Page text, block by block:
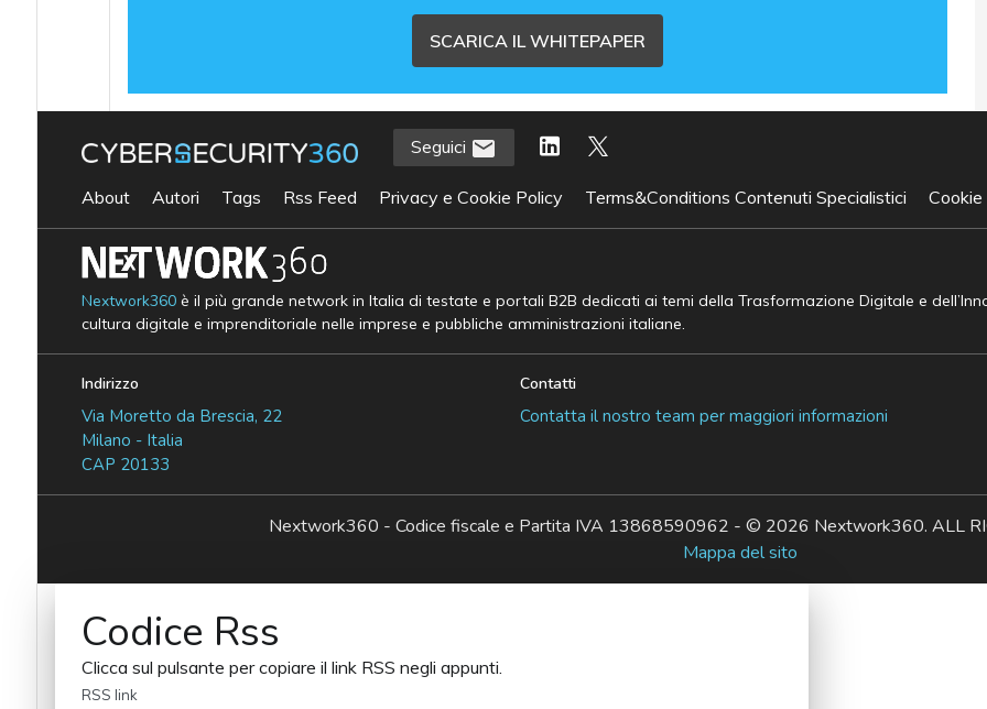
SCARICA IL WHITEPAPER
Seguici
About Autori Tags Rss Feed Privacy e Cookie Policy Terms&Conditions Contenuti Specialistici
Nextwork360è il più grande network in Italia di testate e portali B2B dedicati ai temi della Trasformazione Digitale e
cultura digitale e imprenditoriale nelle imprese e pubbliche amministrazioni italiane.
Indirizzo
Via Moretto da Brescia, 22
Milano - Italia
CAP 20133
Contatti
Contatta il nostro team per maggiori informazioni
Nextwork360 - Codice fiscale e Partita IVA 13868590962 - © 2026 Nextwork360. ALL
Mappa del sito
Codice Rss
Clicca sul pulsante per copiare il link RSS negli appunti.
RSS link